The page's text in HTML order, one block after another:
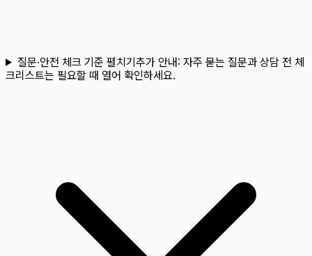
질문·안전 체크 기준 펼치기추가 안내: 자주 묻는 질문과 상담 전 체
크리스트는 필요할 때 열어 확인하세요.